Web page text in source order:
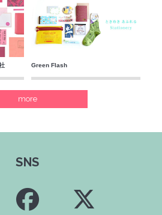
Green Flash
more
SNS